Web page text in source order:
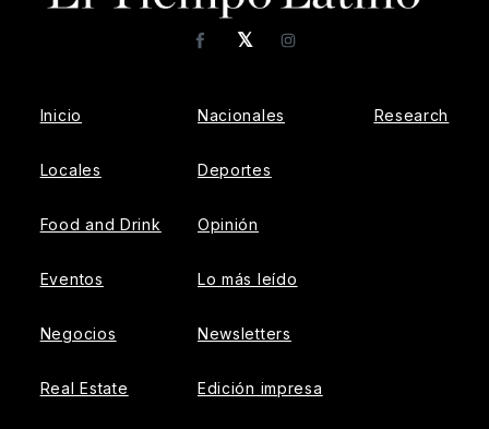
𝕏
FacebookInstagram
Inicio
Locales
Food and Drink
Eventos
Negocios
Real Estate
Nacionales
Deportes
Opinión
Lo más leído
Newsletters
Edición impresa
Research